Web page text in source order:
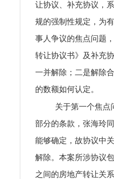
让协议、补充协议，
规的强制性规定，为
事人争议的焦点问题
转让协议书》及补充
一并解除；二是解除
的数额如何认定。
关于第一个焦点
部分的条款，张海玲
能够确定，故协议中
解除。本案所涉协议
之间的房地产转让关